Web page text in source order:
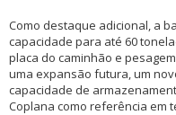
Como destaque adicional, a
capacidade para até 60
placa do caminhão e
uma expansão futura, um
capacidade de
Coplana como referência em